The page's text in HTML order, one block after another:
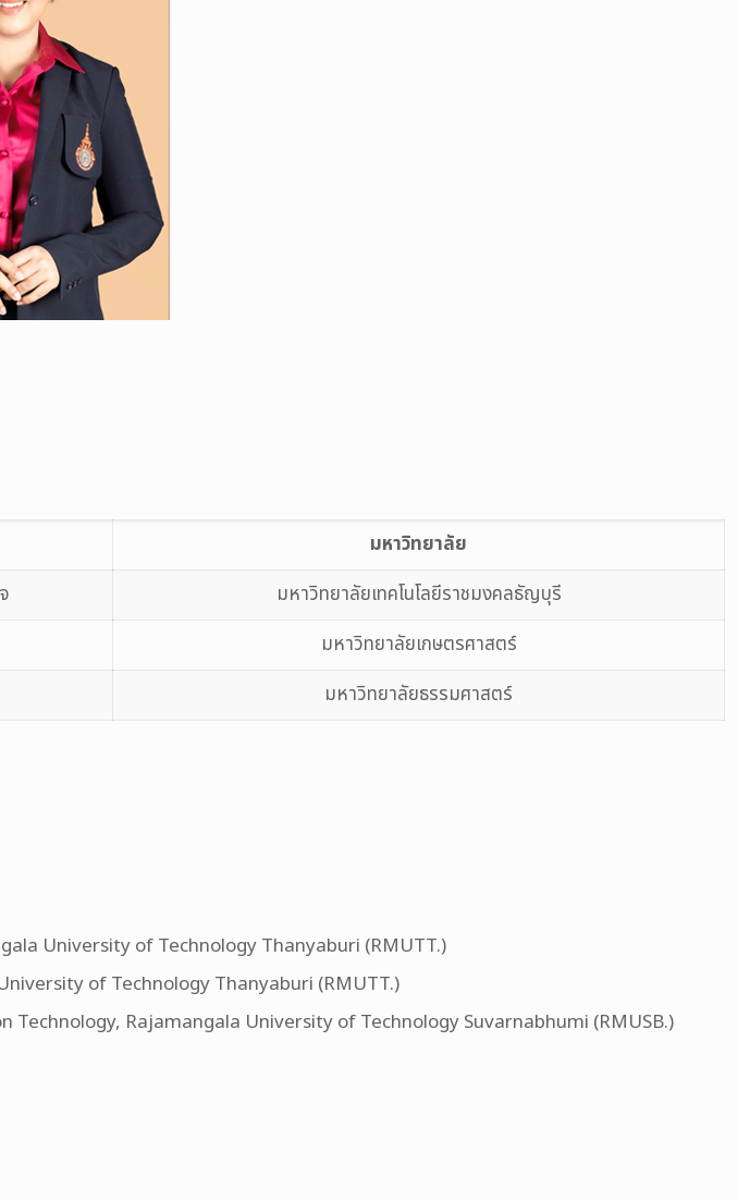
มหาวิทยาลัย
มหาวิทยาลัยเทคโนโลยีราชมงคลธัญบุรี
มหาวิทยาลัยเกษตรศาสตร์
มหาวิทยาลัยธรรมศาสตร์
University of Technology Thanyaburi (RMUTT.)
of Technology Thanyaburi (RMUTT.)
Rajamangala University of Technology Suvarnabhumi (RMUSB.)